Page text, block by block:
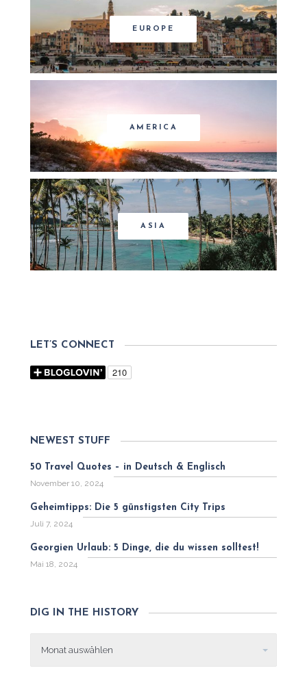
EUROPE
AMERICA
ASIA
LET’S CONNECT
NEWEST STUFF
50 Travel Quotes – in Deutsch & Englisch
November 10, 2024
Geheimtipps: Die 5 günstigsten City Trips
Juli 7, 2024
Georgien Urlaub: 5 Dinge, die du wissen solltest!
Mai 18, 2024
DIG IN THE HISTORY